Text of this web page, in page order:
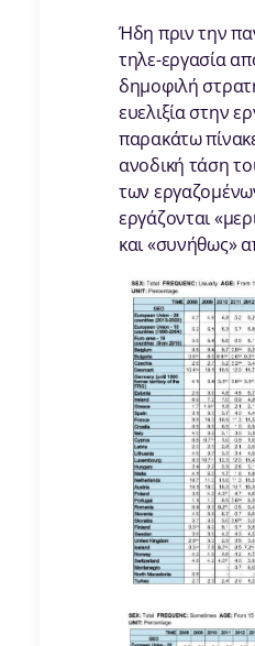
Ήδη πριν την
τηλε-εργασία
δημοφιλή
ευελιξία στην
παρακάτω
ανοδική τάση
των
εργάζονται
και «συνήθως»